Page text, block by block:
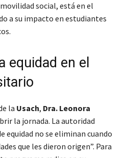
social, está en el
a su impacto en estudiantes
equidad en el
la Usach, Dra. Leonora
la jornada. La autoridad
equidad no se eliminan cuando
que les dieron origen”. Para